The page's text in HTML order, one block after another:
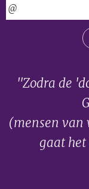
"Zodra de
(mensen van
gaat